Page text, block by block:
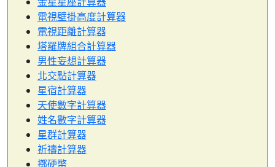
電視壁掛高度計算器
電視距離計算器
塔羅牌組合計算器
男性妄想計算器
北交點計算器
星宿計算器
天使數字計算器
姓名數字計算器
星群計算器
祈禱計算器
擲硬幣